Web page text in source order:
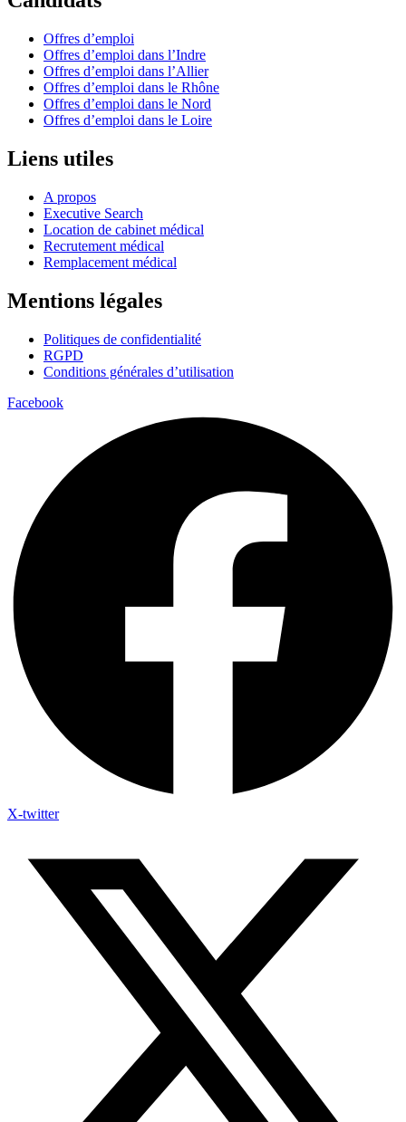
Offres d’emploi
Offres d’emploi dans l’Indre
Offres d’emploi dans l’Allier
Offres d’emploi dans le Rhône
Offres d’emploi dans le Nord
Offres d’emploi dans le Loire
Liens utiles
A propos
Executive Search
Location de cabinet médical
Recrutement médical
Remplacement médical
Mentions légales
Politiques de confidentialité
RGPD
Conditions générales d’utilisation
Facebook
X-twitter